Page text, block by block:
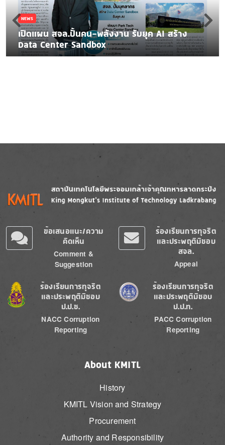
NEWS
เปิดแผน สจล.ปั้นคน-พลังงาน รับยุค AI สร้าง
Data Center Sandbox
Image
ข้อเสนอแนะ/ความ
คิดเห็น
Comment &
Suggestion
ร้องเรียนการทุจริต
และประพฤติมิชอบ
สจล.
Appeal
Image
ร้องเรียนการทุจริต
และประพฤติมิชอบ
ป.ป.ช.
NACC Corruption
Reporting
Image
ร้องเรียนการทุจริต
และประพฤติมิชอบ
ป.ป.ท.
PACC Corruption
Reporting
About KMITL
History
KMITL Vision and Strategy
Procurement
Authority and Responsibility